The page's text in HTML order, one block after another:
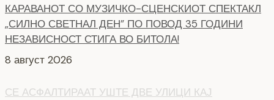
КАРАВАНОТ СО МУЗИЧКО-СЦЕНСКИОТ СПЕКТАКЛ
„СИЛНО СВЕТНАЛ ДЕН” ПО ПОВОД 35 ГОДИНИ
НЕЗАВИСНОСТ СТИГА ВО БИТОЛА!
8 август 2026
СЕ АСФАЛТИРААТ УШТЕ ДВЕ УЛИЦИ КАЈ